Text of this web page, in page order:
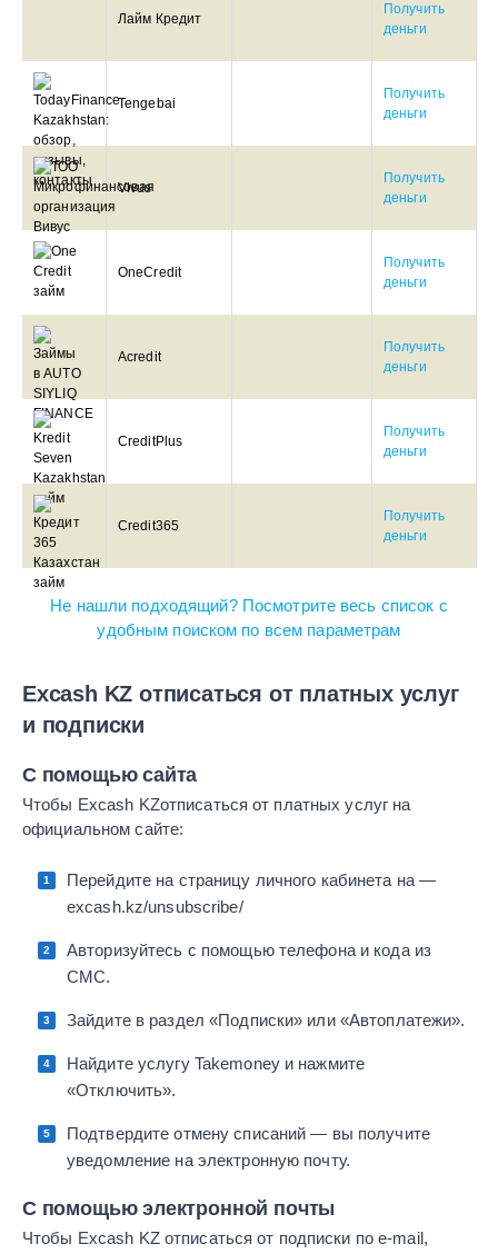
Лайм Кредит
Получить
деньги
Tengebai
Получить
деньги
Vivus
Получить
деньги
OneCredit
Получить
деньги
Acredit
Получить
деньги
CreditPlus
Получить
деньги
Credit365
Получить
деньги
Не нашли подходящий? Посмотрите весь список с
удобным поиском по всем параметрам
Excash KZ отписаться от платных услуг
и подписки
С помощью сайта
Чтобы Excash KZотписаться от платных услуг на
официальном сайте:
Перейдите на страницу личного кабинета на —
excash.kz/unsubscribe/
Авторизуйтесь с помощью телефона и кода из
СМС.
Зайдите в раздел «Подписки» или «Автоплатежи».
Найдите услугу Takemoney и нажмите
«Отключить».
Подтвердите отмену списаний — вы получите
уведомление на электронную почту.
С помощью электронной почты
Чтобы Excash KZ отписаться от подписки по e-mail,